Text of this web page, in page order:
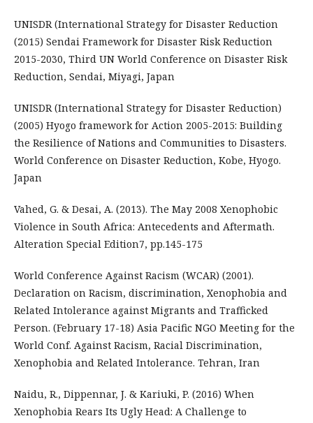
UNISDR (International Strategy for Disaster Reduction
(2015) Sendai Framework for Disaster Risk Reduction
2015-2030, Third UN World Conference on Disaster Risk
Reduction, Sendai, Miyagi, Japan
UNISDR (International Strategy for Disaster Reduction)
(2005) Hyogo framework for Action 2005-2015: Building
the Resilience of Nations and Communities to Disasters.
World Conference on Disaster Reduction, Kobe, Hyogo.
Japan
Vahed, G. & Desai, A. (2013). The May 2008 Xenophobic
Violence in South Africa: Antecedents and Aftermath.
Alteration Special Edition7, pp.145-175
World Conference Against Racism (WCAR) (2001).
Declaration on Racism, discrimination, Xenophobia and
Related Intolerance against Migrants and Trafficked
Person. (February 17-18) Asia Pacific NGO Meeting for the
World Conf. Against Racism, Racial Discrimination,
Xenophobia and Related Intolerance. Tehran, Iran
Naidu, R., Dippennar, J. & Kariuki, P. (2016) When
Xenophobia Rears Its Ugly Head: A Challenge to